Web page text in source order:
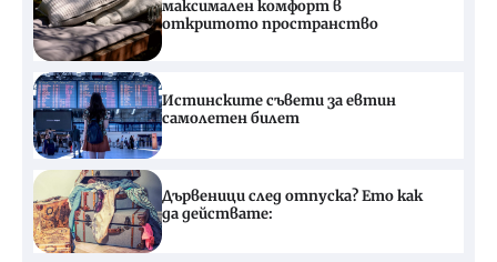
максимален комфорт в
откритото пространство
Истинските съвети за евтин
самолетен билет
Дървеници след отпуска? Ето как
да действате: